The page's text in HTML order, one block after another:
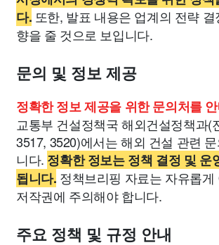
다. 또한, 발표 내용은 업계의 전략
향을 줄 것으로 보입니다.
문의 및 정보 제공
정확한 정보 제공을 위한 문의처를
교통부 건설정책국 해외건설정책과(
3517, 3520)에서는 해외 건설 관련
니다. 정확한 정보는 정책 결정 및 운
됩니다. 정책브리핑 자료는 자유롭
저작권에 주의해야 합니다.
주요 정책 및 규정 안내